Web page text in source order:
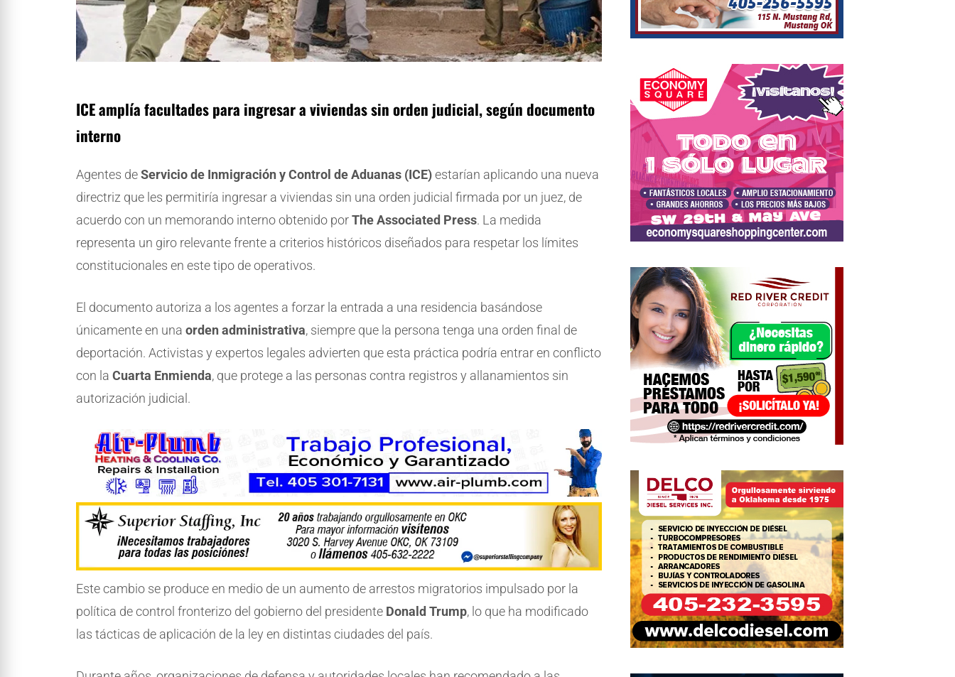
ICE amplía facultades para ingresar a viviendas sin orden judicial, según documento
interno
Agentes deServicio de Inmigración y Control de Aduanas (ICE)estarían aplicando una nueva
directriz que les permitiría ingresar a viviendas sin una orden judicial firmada por un juez, de
acuerdo con un memorando interno obtenido porThe Associated Press. La medida
representa un giro relevante frente a criterios históricos diseñados para respetar los límites
constitucionales en este tipo de operativos.
El documento autoriza a los agentes a forzar la entrada a una residencia basándose
únicamente en una orden administrativa, siempre que la persona tenga una orden final de
deportación. Activistas y expertos legales advierten que esta práctica podría entrar en conflicto
con la Cuarta Enmienda, que protege a las personas contra registros y allanamientos sin
autorización judicial.
Este cambio se produce en medio de un aumento de arrestos migratorios impulsado por la
política de control fronterizo del gobierno del presidente Donald Trump, lo que ha modificado
las tácticas de aplicación de la ley en distintas ciudades del país.